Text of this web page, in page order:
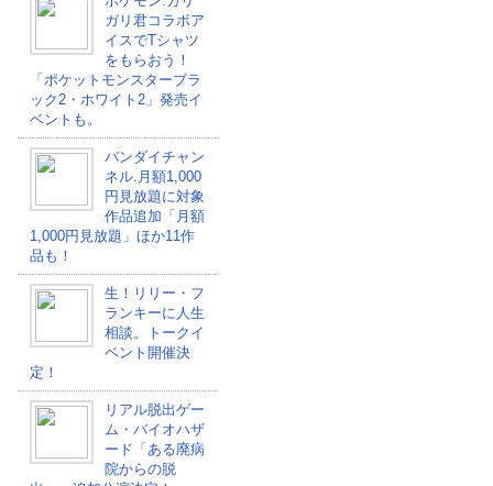
ガリ君コラボア
イスでTシャツ
をもらおう！
「ポケットモンスターブラ
ック2・ホワイト2」発売イ
ベントも。
バンダイチャン
ネル.月額1,000
円見放題に対象
作品追加「月額
1,000円見放題」ほか11作
品も！
生！リリー・フ
ランキーに人生
相談。トークイ
ベント開催決
定！
リアル脱出ゲー
ム・バイオハザ
ード「ある廃病
院からの脱